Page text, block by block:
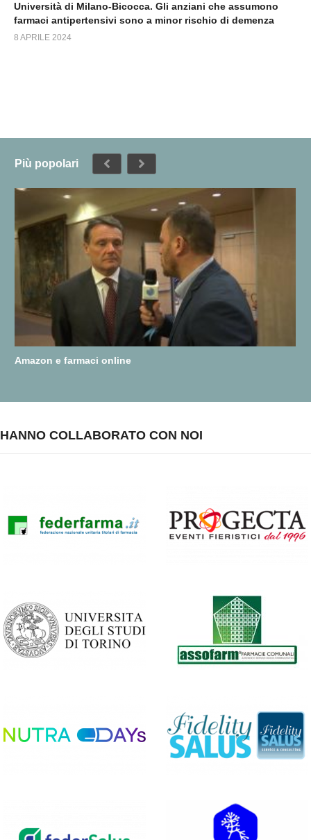
Università di Milano-Bicocca. Gli anziani che assumono
farmaci antipertensivi sono a minor rischio di demenza
8 APRILE 2024
Più popolari
Amazon e farmaci online
HANNO COLLABORATO CON NOI